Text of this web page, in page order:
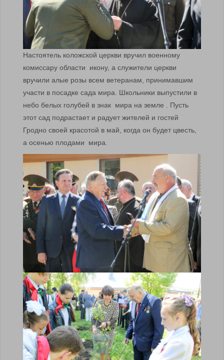
Настоятель коложской церкви вручил военному
комиссару области икону, а служители церкви
вручили алые розы всем ветеранам, принимавшим
участи в посадке сада мира. Школьники выпустили в
небо белых голубей в знак мира на земле . Пусть
этот сад подрастает и радует жителей и гостей
Гродно своей красотой в май, когда он будет цвесть,
а осенью плодами мира.